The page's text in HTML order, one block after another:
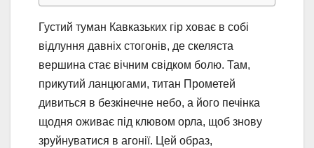
Густий туман Кавказьких гір ховає в собі
відлуння давніх стогонів, де скеляста
вершина стає вічним свідком болю. Там,
прикутий ланцюгами, титан Прометей
дивиться в безкінечне небо, а його печінка
щодня оживає під клювом орла, щоб знову
зруйнуватися в агонії. Цей образ,